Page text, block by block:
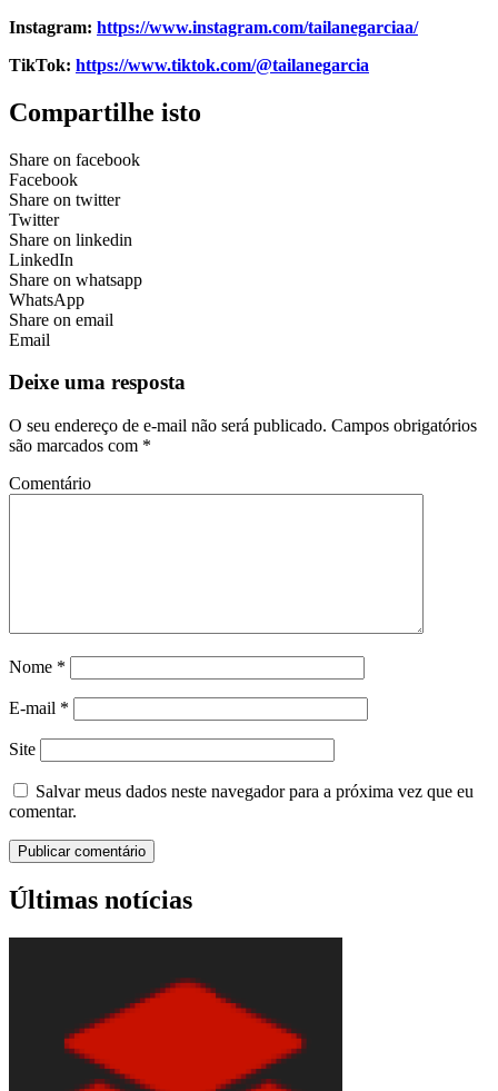
Instagram: https://www.instagram.com/tailanegarciaa/
TikTok: https://www.tiktok.com/@tailanegarcia
Compartilhe isto
Share on facebook
Facebook
Share on twitter
Twitter
Share on linkedin
LinkedIn
Share on whatsapp
WhatsApp
Share on email
Email
Deixe uma resposta
O seu endereço de e-mail não será publicado. Campos obrigatórios
são marcados com *
Comentário
Nome *
E-mail *
Site
Salvar meus dados neste navegador para a próxima vez que eu
comentar.
Últimas notícias